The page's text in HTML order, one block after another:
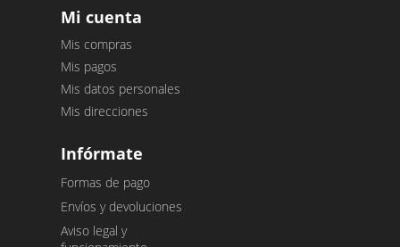
Mi cuenta
Mis compras
Mis pagos
Mis datos personales
Mis direcciones
Infórmate
Formas de pago
Envíos y devoluciones
Aviso legal y